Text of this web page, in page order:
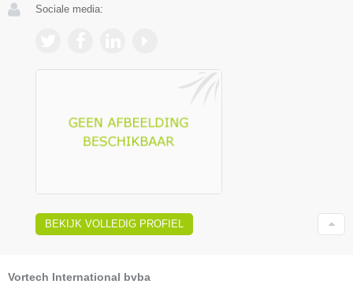
Sociale media:
BEKIJK VOLLEDIG PROFIEL
Vortech International bvba